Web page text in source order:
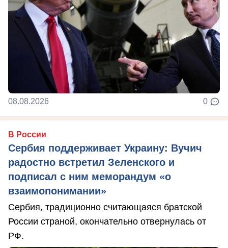
08.08.2026 0
В России
Сербия поддерживает Украину: Вучич
радостно встретил Зеленского и
подписал с ним меморандум «о
взаимопонимании»
Сербия, традиционно считающаяся братской
России страной, окончательно отвернулась от
РФ.